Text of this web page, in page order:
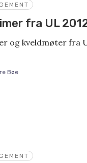
fra UL
og kveldmøter fra
Bøe